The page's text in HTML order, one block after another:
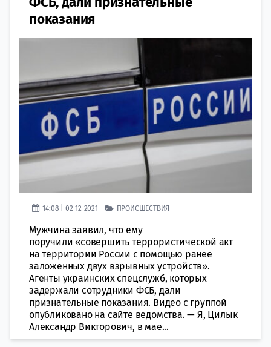
показания
14:08 | 02-12-2021 ПРОИСШЕСТВИЯ
Мужчина заявил, что ему
поручили «совершить террористической акт
на территории России с помощью ранее
заложенных двух взрывных устройств».
Агенты украинских спецслужб, которых
задержали сотрудники ФСБ, дали
признательные показания. Видео с группой
опубликовано на сайте ведомства. — Я, Цилык
Александр Викторович, в мае...